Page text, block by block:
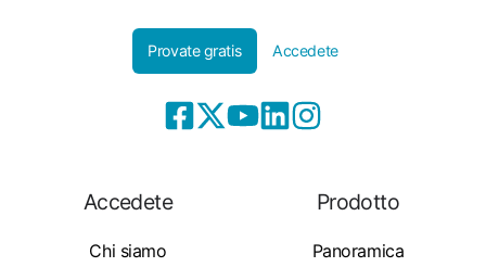
Provate gratis Accedete
Accedete
Chi siamo
Prodotto
Panoramica